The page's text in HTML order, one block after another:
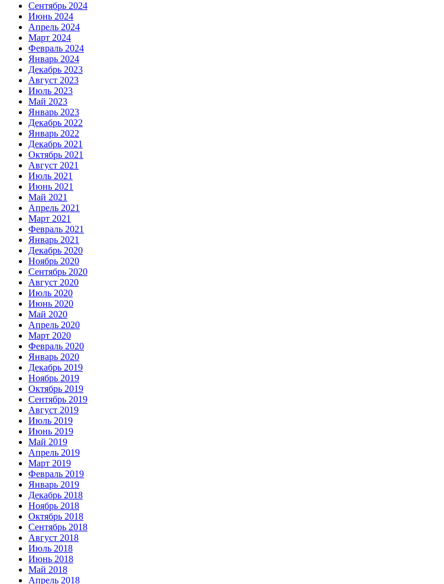
Сентябрь 2024
Июнь 2024
Апрель 2024
Март 2024
Февраль 2024
Январь 2024
Декабрь 2023
Август 2023
Июль 2023
Май 2023
Январь 2023
Декабрь 2022
Январь 2022
Декабрь 2021
Октябрь 2021
Август 2021
Июль 2021
Июнь 2021
Май 2021
Апрель 2021
Март 2021
Февраль 2021
Январь 2021
Декабрь 2020
Ноябрь 2020
Сентябрь 2020
Август 2020
Июль 2020
Июнь 2020
Май 2020
Апрель 2020
Март 2020
Февраль 2020
Январь 2020
Декабрь 2019
Ноябрь 2019
Октябрь 2019
Сентябрь 2019
Август 2019
Июль 2019
Июнь 2019
Май 2019
Апрель 2019
Март 2019
Февраль 2019
Январь 2019
Декабрь 2018
Ноябрь 2018
Октябрь 2018
Сентябрь 2018
Август 2018
Июль 2018
Июнь 2018
Май 2018
Апрель 2018